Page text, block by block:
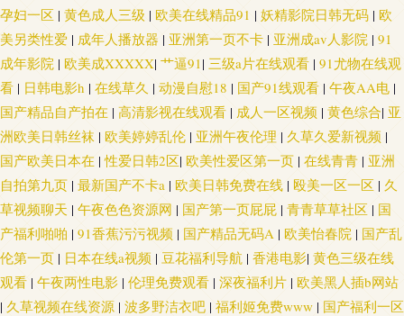
孕妇一区 | 黄色成人三级 | 欧美在线精品91 | 妖精影院日韩无码 | 欧
美另类性爱 | 成年人播放器 | 亚洲第一页不卡 | 亚洲成av人影院 | 91
成年影院 | 欧美成XXXXX| 艹逼91| 三级a片在线观看 | 91尤物在线观
看 | 日韩电影h | 在线草久 | 动漫自慰18 | 国产91线观看 | 午夜AA电 |
国产精品自产拍在 | 高清影视在线观看 | 成人一区视频 | 黄色综合| 亚
洲欧美日韩丝袜 | 欧美婷婷乱伦 | 亚洲午夜伦理 | 久草久爱新视频 |
国产欧美日本在 |性爱日韩2区| 欧美性爱区第一页 | 在线青青 | 亚洲
自拍第九页 | 最新国产不卡a | 欧美日韩免费在线 | 殴美一区一区 | 久
草视频聊天 | 午夜色色资源网 | 国产第一页屁屁 | 青青草草社区 | 国
产福利啪啪 | 91香蕉污污视频 | 国产精品无码A | 欧美怡春院 | 国产乱
伦第一页 | 日本在线a视频 | 豆花福利导航 | 香港电影| 黄色三级在线
观看 | 午夜两性电影 | 伦理免费观看 | 深夜福利片 | 欧美黑人插b网站
| 久草视频在线资源 | 波多野洁衣吧 | 福利姬免费www | 国产福利一区